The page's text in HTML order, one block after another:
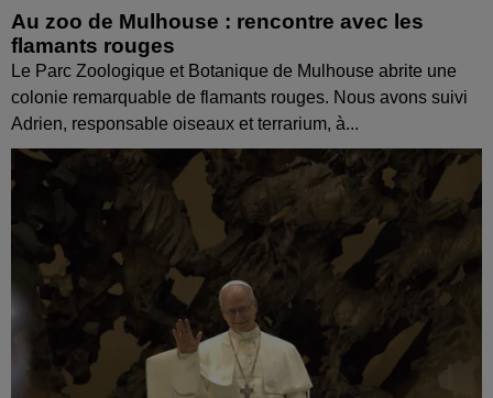
Au zoo de Mulhouse : rencontre avec les
flamants rouges
Le Parc Zoologique et Botanique de Mulhouse abrite une
colonie remarquable de flamants rouges. Nous avons suivi
Adrien, responsable oiseaux et terrarium, à...